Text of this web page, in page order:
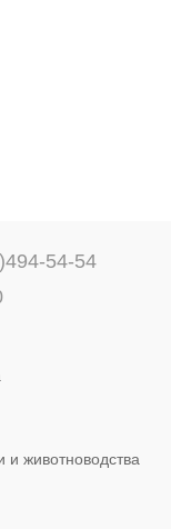
54-54
животноводства